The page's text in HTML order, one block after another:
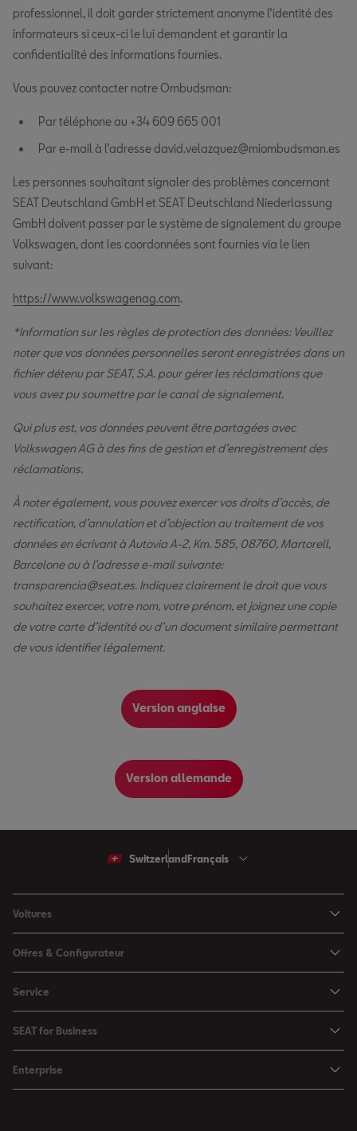
professionnel, il doit garder strictement anonyme l’identité des
informateurs si ceux-ci le lui demandent et garantir la
confidentialité des informations fournies.
Vous pouvez contacter notre Ombudsman:
Par téléphone au +34 609 665 001
Par e-mail à l’adresse david.velazquez@miombudsman.es
Les personnes souhaitant signaler des problèmes concernant
SEAT Deutschland GmbH et SEAT Deutschland Niederlassung
GmbH doivent passer par le système de signalement du groupe
Volkswagen, dont les coordonnées sont fournies via le lien
suivant:
https://www.volkswagenag.com.
*Information sur les règles de protection des données: Veuillez
noter que vos données personnelles seront enregistrées dans un
fichier détenu par SEAT, S.A. pour gérer les réclamations que
vous avez pu soumettre par le canal de signalement.
Qui plus est, vos données peuvent être partagées avec
Volkswagen AG à des fins de gestion et d’enregistrement des
réclamations.
À noter également, vous pouvez exercer vos droits d’accès, de
rectification, d’annulation et d’objection au traitement de vos
données en écrivant à Autovia A-2, Km. 585, 08760, Martorell,
Barcelone ou à l’adresse e-mail suivante:
transparencia@seat.es. Indiquez clairement le droit que vous
souhaitez exercer, votre nom, votre prénom, et joignez une copie
de votre carte d’identité ou d’un document similaire permettant
de vous identifier légalement.
Version anglaise
Version allemande
Switzerland Français
Voitures
Ibiza
Leon
Leon Sportstourer
Ateca
Offres & Configurateur
Offres
Catalogues & les listes de prix
SEAT Occasion Plus
Boutique d'accessoires
Service
SEAT Service
Accessoires automobiles
SEAT for Business
Offres
Enterprise